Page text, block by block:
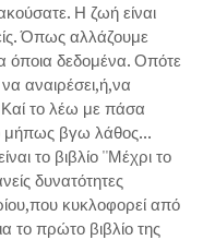
Η ζωή είναι
Όπως αλλάζουμε
όποια δεδομένα. Οπότε
αναιρέσει,ή,να
το λέω με πάσα
μήπως βγω λάθος...
το βιβλίο ''Μέχρι το
δυνατότητες
κυκλοφορεί από
το πρώτο βιβλίο της